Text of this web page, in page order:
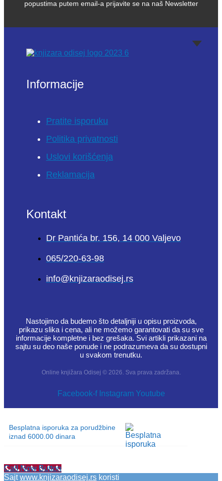
popustima putem email-a prijavite se na naš Newsletter
Informacije
Pratite isporuku
Politika privatnosti
Uslovi korišćenja
Reklamacija
Kontakt
Dr Pantića br. 156, 14 000 Valjevo
065/220-63-98
info@knjizaraodisej.rs
Nastojimo da budemo što detaljniji u opisu proizvoda,
prikazu slika i cena, ali ne možemo garantovati da su sve
informacije kompletne i bez grešaka. Svi artikli prikazani na
sajtu su deo naše ponude i ne podrazumeva da su dostupni
u svakom trenutku.
Online knjižara Odisej © 2026. Sva prava zadržana.
Facebook-f Instagram Youtube
Besplatna isporuka za porudžbine
iznad 6000.00 dinara
Call Now Button
Sajtwww.knjizaraodisej.rs koristi